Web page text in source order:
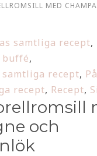
MED
samtliga recept,
buffé,
samtliga recept,
recept, Recept,
och